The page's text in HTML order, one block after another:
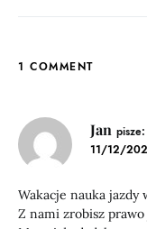
1 COMMENT
Jan pisze:
11/12/
Wakacje nauka jazdy
Z nami zrobisz